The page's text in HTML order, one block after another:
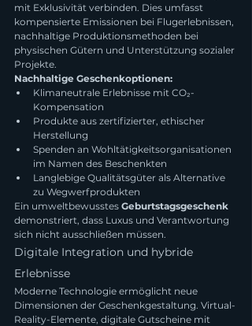
mit Exklusivität verbinden. Dies umfasst
kompensierte Emissionen bei Flugerlebnissen,
nachhaltige Produktionsmethoden bei
physischen Gütern und Unterstützung sozialer
Projekte.
Nachhaltige Geschenkoptionen:
Klimaneutrale Erlebnisse mit CO₂-
Kompensation
Produkte aus zertifizierter, ethischer
Herstellung
Spenden an Wohltätigkeitsorganisationen
im Namen des Beschenkten
Langlebige Qualitätsgüter als Alternative
zu Wegwerfprodukten
Ein umweltbewusstes Geburtstagsgeschenk
demonstriert, dass Luxus und Verantwortung
sich nicht ausschließen müssen.
Digitale Integration und hybride
Erlebnisse
Moderne Technologie ermöglicht neue
Dimensionen der Geschenkgestaltung. Virtual-
Reality-Elemente, digitale Gutscheine mit